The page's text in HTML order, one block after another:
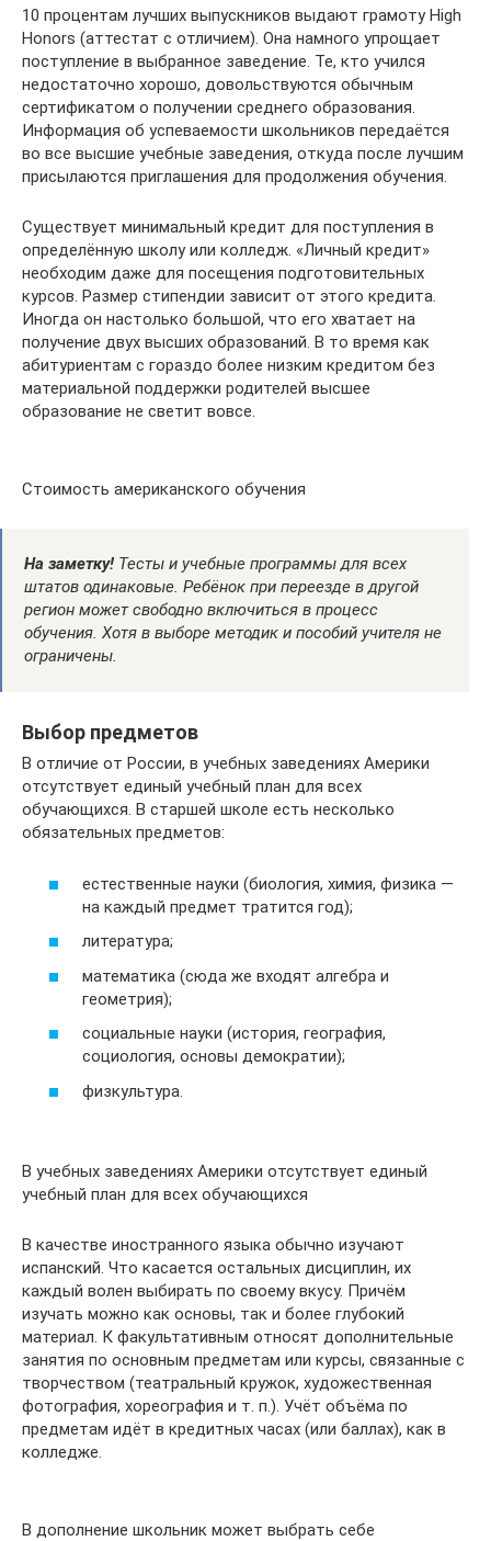
10 процентам лучших выпускников выдают грамоту High
Honors (аттестат с отличием). Она намного упрощает
поступление в выбранное заведение. Те, кто учился
недостаточно хорошо, довольствуются обычным
сертификатом о получении среднего образования.
Информация об успеваемости школьников передаётся
во все высшие учебные заведения, откуда после лучшим
присылаются приглашения для продолжения обучения.
Существует минимальный кредит для поступления в
определённую школу или колледж. «Личный кредит»
необходим даже для посещения подготовительных
курсов. Размер стипендии зависит от этого кредита.
Иногда он настолько большой, что его хватает на
получение двух высших образований. В то время как
абитуриентам с гораздо более низким кредитом без
материальной поддержки родителей высшее
образование не светит вовсе.
Стоимость американского обучения
На заметку! Тесты и учебные программы для всех
штатов одинаковые. Ребёнок при переезде в другой
регион может свободно включиться в процесс
обучения. Хотя в выборе методик и пособий учителя не
ограничены.
Выбор предметов
В отличие от России, в учебных заведениях Америки
отсутствует единый учебный план для всех
обучающихся. В старшей школе есть несколько
обязательных предметов:
естественные науки (биология, химия, физика —
на каждый предмет тратится год);
литература;
математика (сюда же входят алгебра и
геометрия);
социальные науки (история, география,
социология, основы демократии);
физкультура.
В учебных заведениях Америки отсутствует единый
учебный план для всех обучающихся
В качестве иностранного языка обычно изучают
испанский. Что касается остальных дисциплин, их
каждый волен выбирать по своему вкусу. Причём
изучать можно как основы, так и более глубокий
материал. К факультативным относят дополнительные
занятия по основным предметам или курсы, связанные с
творчеством (театральный кружок, художественная
фотография, хореография и т. п.). Учёт объёма по
предметам идёт в кредитных часах (или баллах), как в
колледже.
В дополнение школьник может выбрать себе